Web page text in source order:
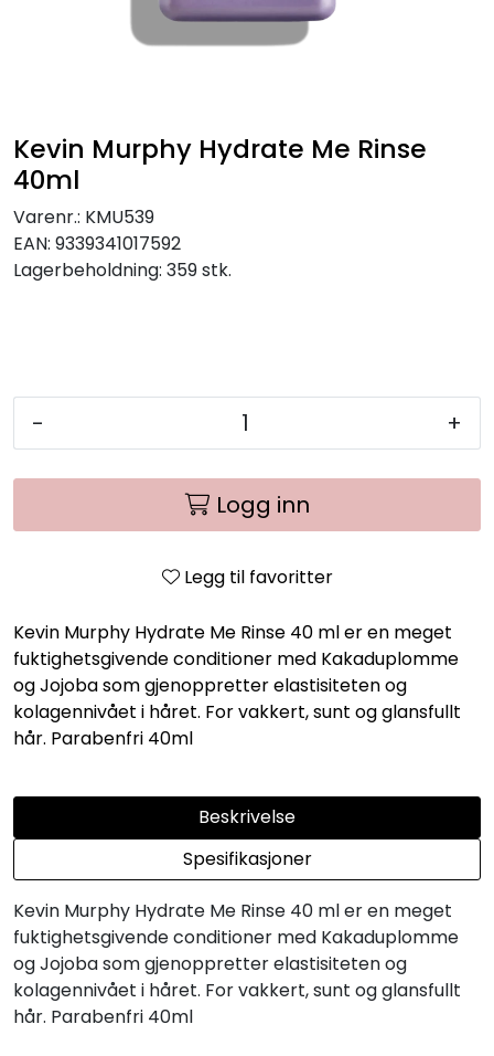
Kevin Murphy Hydrate Me Rinse
40ml
Varenr.: KMU539
EAN: 9339341017592
Lagerbeholdning: 359 stk.
- +
Logg inn
Legg til favoritter
Kevin Murphy Hydrate Me Rinse 40 ml er en meget
fuktighetsgivende conditioner med Kakaduplomme
og Jojoba som gjenoppretter elastisiteten og
kolagennivået i håret. For vakkert, sunt og glansfullt
hår. Parabenfri 40ml
Beskrivelse
Spesifikasjoner
Kevin Murphy Hydrate Me Rinse 40 ml er en meget
fuktighetsgivende conditioner med Kakaduplomme
og Jojoba som gjenoppretter elastisiteten og
kolagennivået i håret. For vakkert, sunt og glansfullt
hår. Parabenfri 40ml